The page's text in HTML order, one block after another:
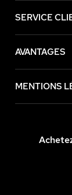
SERVICE
AVANTAGES
MENTIONS